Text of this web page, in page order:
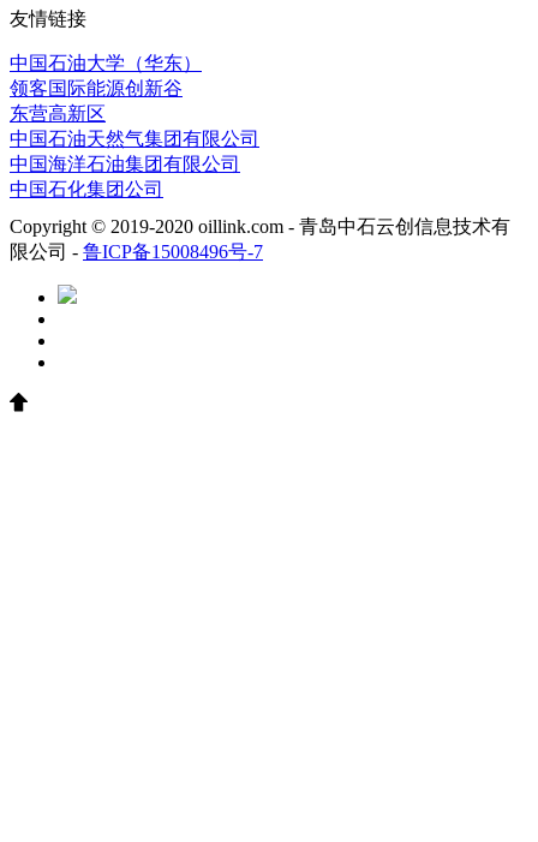
友情链接
中国石油大学（华东）
领客国际能源创新谷
东营高新区
中国石油天然气集团有限公司
中国海洋石油集团有限公司
中国石化集团公司
Copyright © 2019-2020 oillink.com - 青岛中石云创信息技术有
限公司 - 鲁ICP备15008496号-7